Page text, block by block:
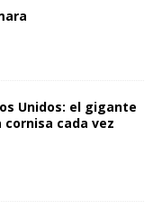
Unidos: el gigante
cada vez